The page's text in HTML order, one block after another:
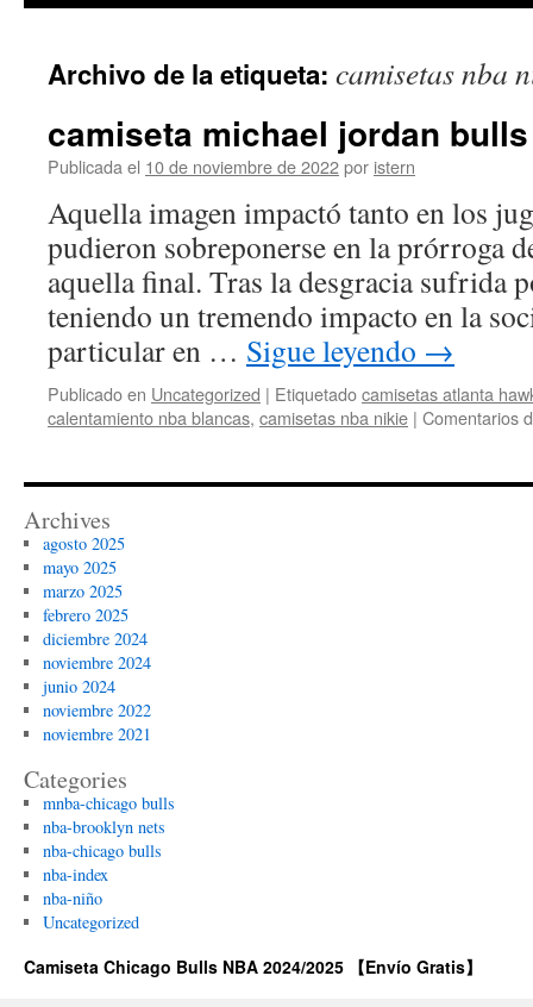
contenido
Archivo de la etiqueta: camisetas nba
camiseta michael jordan
Publicada el 10 de noviembre de 2022por istern
Aquella imagen impactó tanto en los
pudieron sobreponerse en la prórroga
aquella final. Tras la desgracia sufrida
teniendo un tremendo impacto en la
particular en … Sigue leyendo →
Publicado en Uncategorized | Etiquetadocamisetas atlanta
calentamiento nba blancas, camisetas nba nikie | Comentarios
Archives
agosto 2025
mayo 2025
marzo 2025
febrero 2025
diciembre 2024
noviembre 2024
junio 2024
noviembre 2022
noviembre 2021
Categories
mnba-chicago bulls
nba-brooklyn nets
nba-chicago bulls
nba-index
nba-niño
Uncategorized
Camiseta Chicago Bulls NBA 2024/2025 【Envío Gratis】